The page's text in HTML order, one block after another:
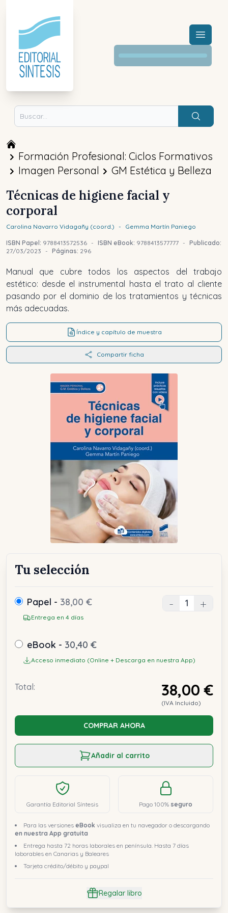
Menú
Buscar
Formación Profesional: Ciclos Formativos
Imagen Personal
GM Estética y Belleza
Técnicas de higiene facial y
corporal
Carolina Navarro Vidagañy (coord.) - Gemma Martín Paniego
ISBN Papel: 9788413572536 - ISBN eBook: 9788413577777 - Publicado:
27/03/2023
- Páginas: 296
Manual que cubre todos los aspectos del trabajo
estético: desde el instrumental hasta el trato al cliente
pasando por el dominio de los tratamientos y técnicas
más adecuadas.
Índice y capítulo de muestra
Compartir ficha
Tu selección
Papel - 38,00 €
Entrega en 4 días
- +
eBook - 30,40 €
Acceso inmediato (Online + Descarga en nuestra App)
Total: 38,00 €
(IVA Incluido)
COMPRAR AHORA
Añadir al carrito
Garantía Editorial Síntesis Pago 100% seguro
Para las versiones eBook visualiza en tu navegador o descargando
en nuestra App gratuita
Entrega hasta 72 horas laborales en península. Hasta 7 días
laborables en Canarias y Baleares
Tarjeta crédito/débito y paypal
Regalar libro